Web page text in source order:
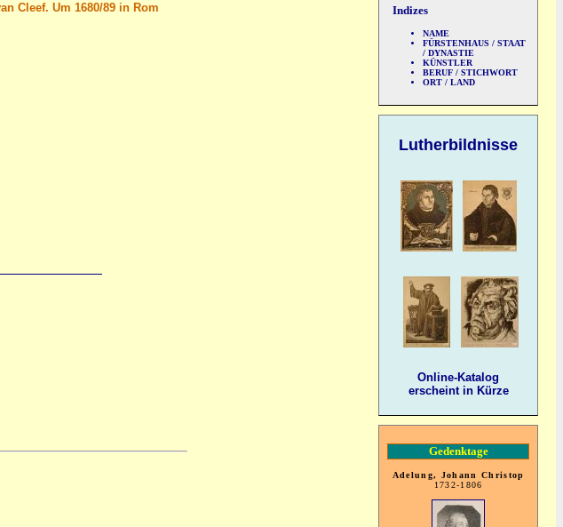
Indizes
NAME
FÜRSTENHAUS / STAAT
/ DYNASTIE
KÜNSTLER
BERUF / STICHWORT
ORT / LAND
Lutherbildnisse
Online-Katalog
erscheint in Kürze
Gedenktage
Adelung, Johann Christop
1732-1806
Cleef. Um 1680/89 in Rom